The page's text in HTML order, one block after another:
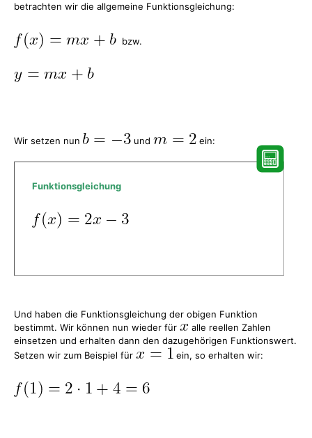
betrachten wir die allgemeine Funktionsgleichung:
bzw.
Wir setzen nun und ein:
Funktionsgleichung
Und haben die Funktionsgleichung der obigen Funktion
bestimmt. Wir können nun wieder für
alle reellen Zahlen
einsetzen und erhalten dann den dazugehörigen Funktionswert.
Setzen wir zum Beispiel für
ein, so erhalten wir: